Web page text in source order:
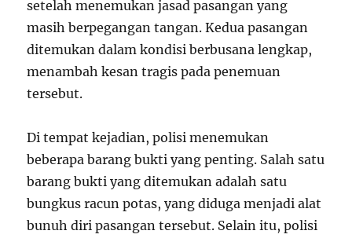
setelah menemukan jasad pasangan yang
masih berpegangan tangan. Kedua pasangan
ditemukan dalam kondisi berbusana lengkap,
menambah kesan tragis pada penemuan
tersebut.
Di tempat kejadian, polisi menemukan
beberapa barang bukti yang penting. Salah satu
barang bukti yang ditemukan adalah satu
bungkus racun potas, yang diduga menjadi alat
bunuh diri pasangan tersebut. Selain itu, polisi